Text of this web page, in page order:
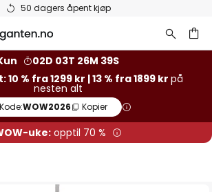
50 dagers åpent kjøp
02D 03T 26M 39S
% fra 1299 kr | 13 % fra 1899 krpå
nesten alt
Kode:WOW2026 Kopier
uke: opptil 70 %